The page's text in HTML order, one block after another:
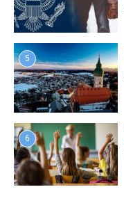
5
6